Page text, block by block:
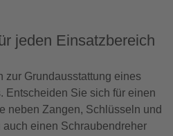
jeden Einsatzbereich
zur Grundausstattung eines
Entscheiden Sie sich für einen
neben Zangen, Schlüsseln und
einen Schraubendreher